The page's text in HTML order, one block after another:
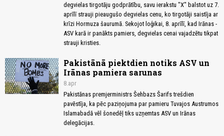
degvielas tirgotāju godprātību, savu ierakstu "X" balstot uz 7.
aprīlī strauji pieaugušo degvielas cenu, ko tirgotāji saistīja ar
krīzi Hormuza šaurumā. Sekojot loģikai, 8. aprīlī, kad Irānas -
ASV karā ir panākts pamiers, degvielas cenai vajadzētu tikpat
strauji kristies.
Pakistānā piektdien notiks ASV un
Irānas pamiera sarunas
8.apr
Pakistānas premjerministrs Šehbazs Šarifs trešdien
pavēstīja, ka pēc paziņojuma par pamieru Tuvajos Austrumos
Islamabadā vēl šonedēļ tiks uzņemtas ASV un Irānas
delegācijas.